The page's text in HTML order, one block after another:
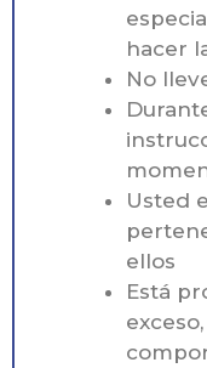
hacer
No
Usted
ellos
Está